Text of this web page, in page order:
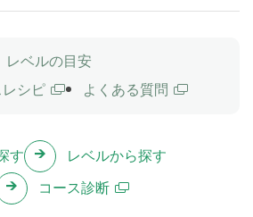
みましょう。
容をおさらいします。
レベルの目安
シピ
よくある質問
す
レベルから探す
コース診断